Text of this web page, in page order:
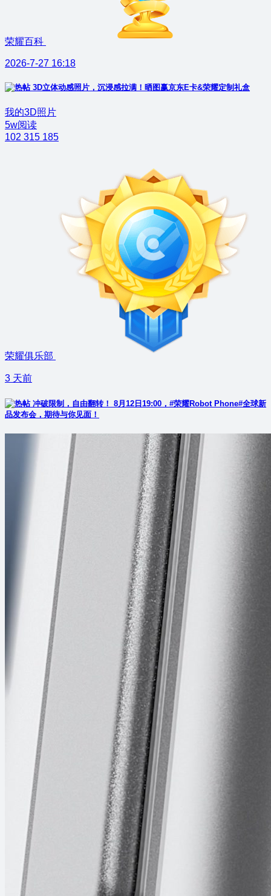
荣耀百科
2026-7-27 16:18
3D立体动感照片，沉浸感拉满！晒图赢京东E卡&荣耀定制礼盒
我的3D照片
5w阅读
102 315 185
荣耀俱乐部
3 天前
冲破限制，自由翻转！ 8月12日19:00，#荣耀Robot Phone#全球新
品发布会，期待与你见面！